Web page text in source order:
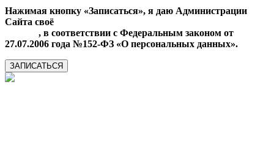
Нажимая кнопку «Записаться», я даю Администрации
Сайта своё
, в соответствии с Федеральным законом от
27.07.2006 года №152-ФЗ «О персональных данных».
ЗАПИСАТЬСЯ